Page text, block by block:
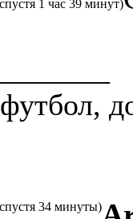
1 час 39 минут)
34 минуты)